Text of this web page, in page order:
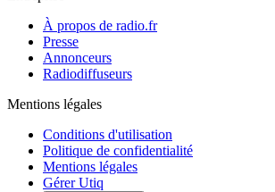
À propos de radio.fr
Presse
Annonceurs
Radiodiffuseurs
Mentions légales
Conditions d'utilisation
Politique de confidentialité
Mentions légales
Gérer Utiq